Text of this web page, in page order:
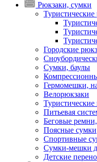
Рюкзаки, сумки
Туристические
Городские
Сумки, баулы
Гермомешки,
Велорюкзаки
Питьевая
Беговые
Поясные сумки
Спортивные
Сумки-мешки
Детские